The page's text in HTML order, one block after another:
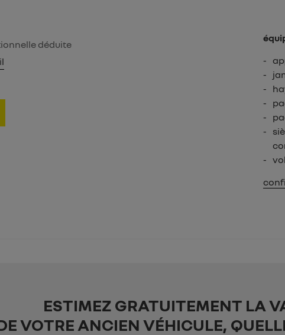
déduite
ESTIMEZ GRATUITEMENT LA
VOTRE ANCIEN VÉHICULE,